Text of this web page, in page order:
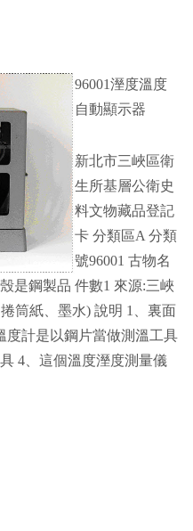
96001溼度溫度
自動顯示器
新北市三峽區衛
生所基層公衛史
料文物藏品登記
卡 分類區A 分類
號96001 古物名
是鋼製品 件數1 來源:三峽
筒紙、墨水) 說明 1、裏面
度計是以鋼片當做測溫工具
4、這個溫度溼度測量儀